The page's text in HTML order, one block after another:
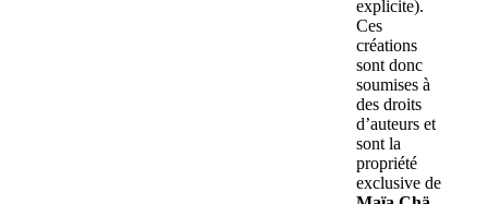
explicite).
Ces
créations
sont donc
soumises à
des droits
d’auteurs et
sont la
propriété
exclusive de